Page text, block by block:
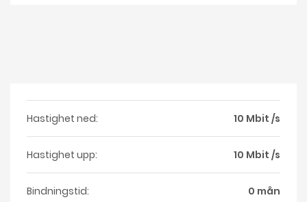
Hastighet ned: 10 Mbit /s
Hastighet upp: 10 Mbit /s
Bindningstid: 0 mån